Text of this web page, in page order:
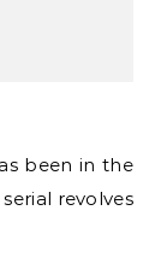
been in the
revolves